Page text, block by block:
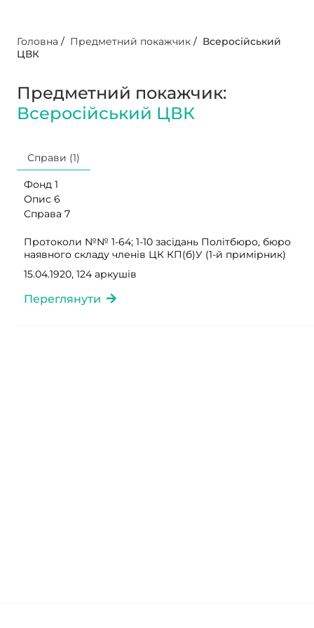
Головна / Предметний покажчик / Всеросійський
ЦВК
Предметний покажчик:
Всеросійський ЦВК
Справи (1)
Фонд 1
Опис 6
Справа 7
Протоколи №№ 1-64; 1-10 засідань Політбюро, бюро
наявного складу членів ЦК КП(б)У (1-й примірник)
15.04.1920, 124 аркушів
Переглянути